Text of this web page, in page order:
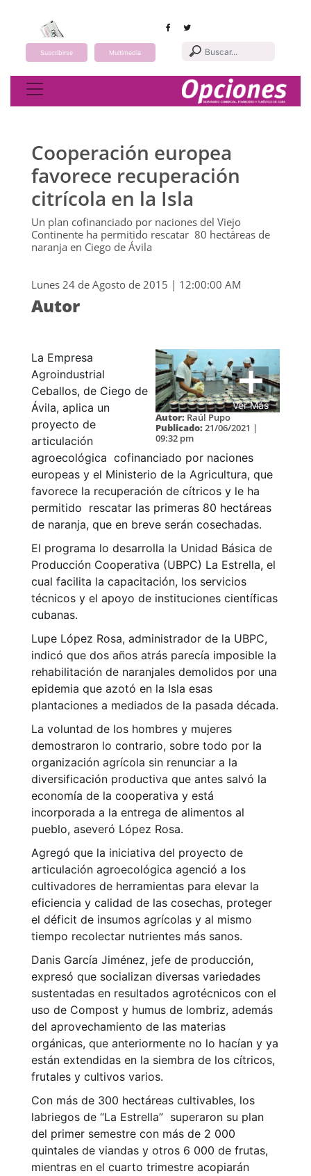
Suscribirse Multimedia
Toggle navigation
Cooperación europea
favorece recuperación
citrícola en la Isla
Un plan cofinanciado por naciones del Viejo
Continente ha permitido rescatar 80 hectáreas de
naranja en Ciego de Ávila
Lunes 24 de Agosto de 2015 | 12:00:00 AM
Autor
Ver Más
Autor: Raúl Pupo
Publicado: 21/06/2021 |
09:32 pm
La Empresa
Agroindustrial
Ceballos, de Ciego de
Ávila, aplica un
proyecto de
articulación
agroecológica cofinanciado por naciones
europeas y el Ministerio de la Agricultura, que
favorece la recuperación de cítricos y le ha
permitido rescatar las primeras 80 hectáreas
de naranja, que en breve serán cosechadas.
El programa lo desarrolla la Unidad Básica de
Producción Cooperativa (UBPC) La Estrella, el
cual facilita la capacitación, los servicios
técnicos y el apoyo de instituciones científicas
cubanas.
Lupe López Rosa, administrador de la UBPC,
indicó que dos años atrás parecía imposible la
rehabilitación de naranjales demolidos por una
epidemia que azotó en la Isla esas
plantaciones a mediados de la pasada década.
La voluntad de los hombres y mujeres
demostraron lo contrario, sobre todo por la
organización agrícola sin renunciar a la
diversificación productiva que antes salvó la
economía de la cooperativa y está
incorporada a la entrega de alimentos al
pueblo, aseveró López Rosa.
Agregó que la iniciativa del proyecto de
articulación agroecológica agenció a los
cultivadores de herramientas para elevar la
eficiencia y calidad de las cosechas, proteger
el déficit de insumos agrícolas y al mismo
tiempo recolectar nutrientes más sanos.
Danis García Jiménez, jefe de producción,
expresó que socializan diversas variedades
sustentadas en resultados agrotécnicos con el
uso de Compost y humus de lombriz, además
del aprovechamiento de las materias
orgánicas, que anteriormente no lo hacían y ya
están extendidas en la siembra de los cítricos,
frutales y cultivos varios.
Con más de 300 hectáreas cultivables, los
labriegos de “La Estrella” superaron su plan
del primer semestre con más de 2 000
quintales de viandas y otros 6 000 de frutas,
mientras en el cuarto trimestre acopiarán